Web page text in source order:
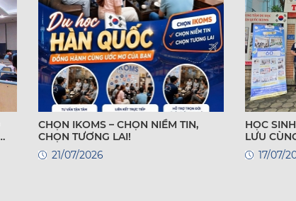
CHỌN IKOMS – CHỌN NIỀM TIN,
CHỌN TƯƠNG LAI!
21/07/2026
HỌC
LƯU
QUỐC
17/07/